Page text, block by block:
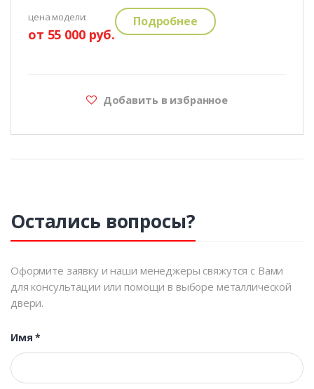
цена модели:
от 55 000 руб.
Подробнее
Добавить в избранное
Остались вопросы?
Оформите заявку и наши менеджеры свяжутся с Вами
для консультации или помощи в выборе металлической
двери.
Имя*